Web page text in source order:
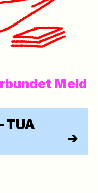
Meld
TUA
->